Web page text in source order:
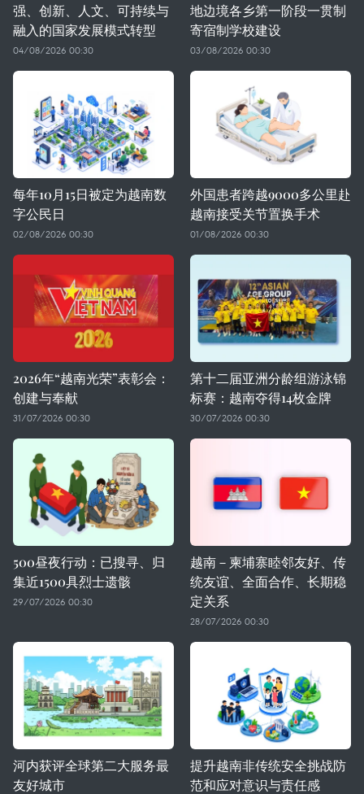
强、创新、人文、可持续与
融入的国家发展模式转型
04/08/2026 00:30
地边境各乡第一阶段一贯制
寄宿制学校建设
03/08/2026 00:30
每年10月15日被定为越南数
字公民日
02/08/2026 00:30
外国患者跨越9000多公里赴
越南接受关节置换手术
01/08/2026 00:30
2026年“越南光荣”表彰会：
创建与奉献
31/07/2026 00:30
第十二届亚洲分龄组游泳锦
标赛：越南夺得14枚金牌
30/07/2026 00:30
500昼夜行动：已搜寻、归
集近1500具烈士遗骸
29/07/2026 00:30
越南－柬埔寨睦邻友好、传
统友谊、全面合作、长期稳
定关系
28/07/2026 00:30
河内获评全球第二大服务最
友好城市
提升越南非传统安全挑战防
范和应对意识与责任感